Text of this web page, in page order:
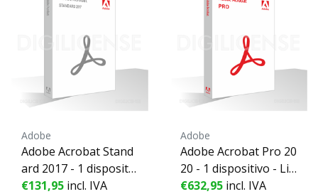
Adobe
Adobe Acrobat Stand
ard 2017 - 1 dispositiv
o - Licenza perpetua
€131,95 incl. IVA
Adobe
Adobe Acrobat Pro 20
20 - 1 dispositivo - Lic
enza perpetua
€632,95 incl. IVA